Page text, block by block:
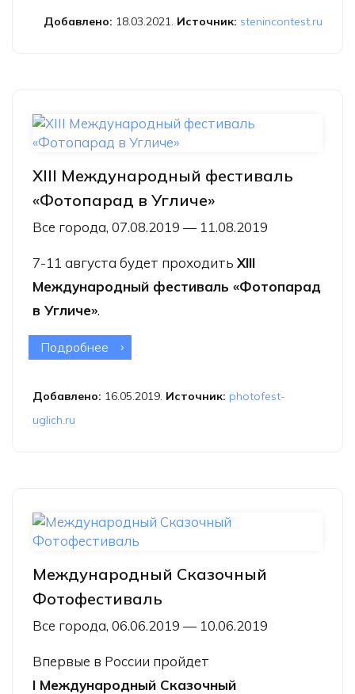
Добавлено: 18.03.2021. Источник: stenincontest.ru
XIII Международный фестиваль
«Фотопарад в Угличе»
Все города, 07.08.2019 — 11.08.2019
7-11 августа будет проходить XIII
Международный фестиваль «Фотопарад
в Угличе».
Подробнее о XIII Международный фестиваль
Добавлено: 16.05.2019. Источник: photofest-
uglich.ru
Международный Сказочный
Фотофестиваль
Все города, 06.06.2019 — 10.06.2019
Впервые в России пройдет
I Международный Сказочный